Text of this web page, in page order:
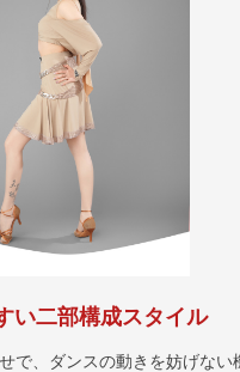
い二部構成スタイル
で、ダンスの動きを妨げない